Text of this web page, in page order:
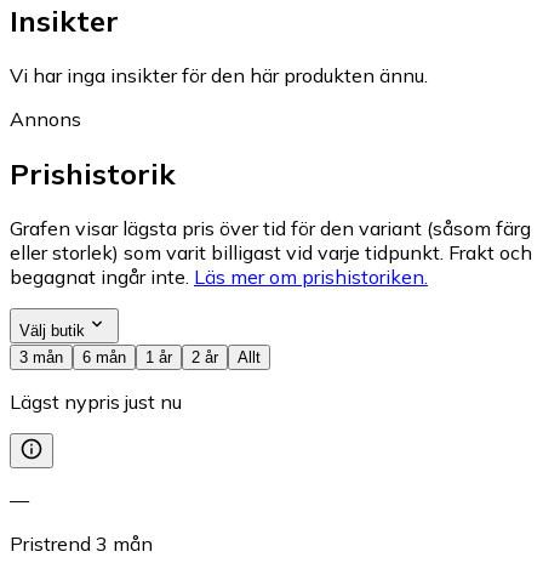
Insikter
Vi har inga insikter för den här produkten ännu.
Annons
Prishistorik
Grafen visar lägsta pris över tid för den variant (såsom färg
eller storlek) som varit billigast vid varje tidpunkt. Frakt och
begagnat ingår inte. Läs mer om prishistoriken.
Välj butik
3 mån
6 mån 1 år 2 år Allt
Lägst nypris just nu
—
Pristrend 3 mån